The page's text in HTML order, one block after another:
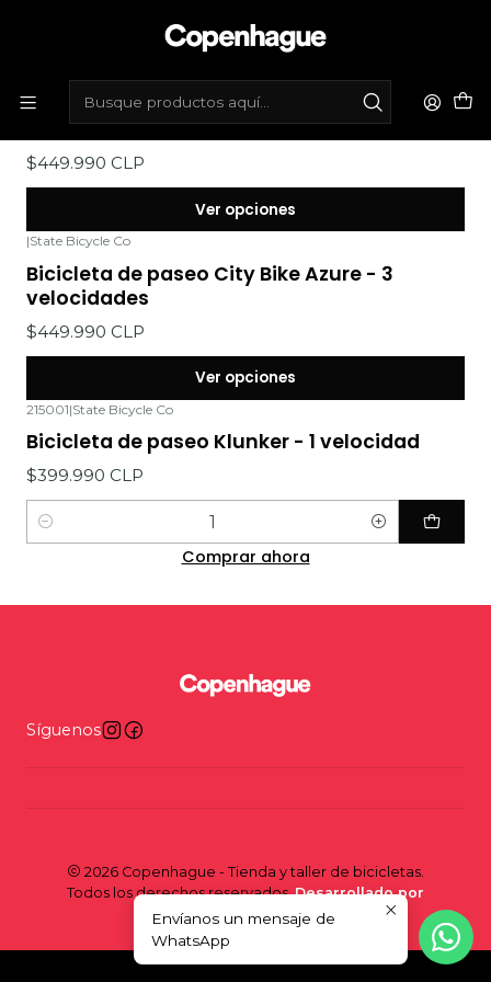
Bicicletas Bicicletas de paseo
Bicicleta de paseo City Bike Elliston - 3
velocidades
$449.990 CLP
Ver opciones
|State Bicycle Co
Bicicleta de paseo City Bike Azure - 3
velocidades
$449.990 CLP
Ver opciones
215001|State Bicycle Co
Bicicleta de paseo Klunker - 1 velocidad
$399.990 CLP
Cantidad
Comprar ahora
Síguenos
2026 Copenhague - Tienda y taller de bicicletas.
Todos los derechos reservados.Desarrollado por
Jumpseller.
Envíanos un mensaje de
WhatsApp